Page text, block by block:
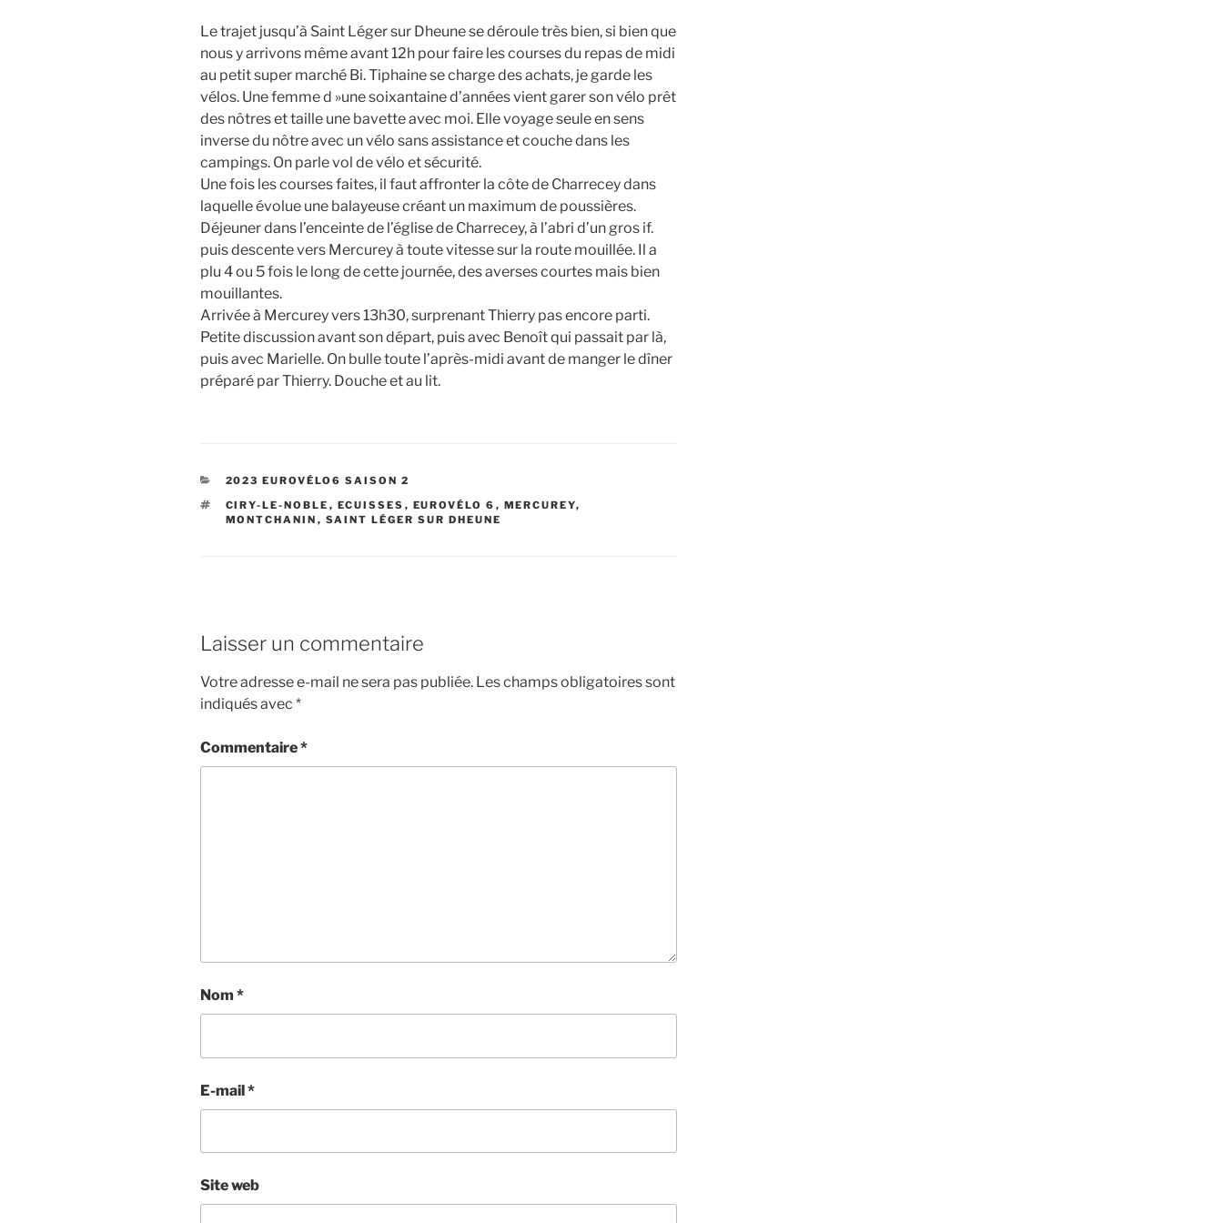
Le trajet jusqu’à Saint Léger sur Dheune se déroule très bien, si bien que
nous y arrivons même avant 12h pour faire les courses du repas de midi
au petit super marché Bi. Tiphaine se charge des achats, je garde les
vélos. Une femme d »une soixantaine d’années vient garer son vélo prêt
des nôtres et taille une bavette avec moi. Elle voyage seule en sens
inverse du nôtre avec un vélo sans assistance et couche dans les
campings. On parle vol de vélo et sécurité.
Une fois les courses faites, il faut affronter la côte de Charrecey dans
laquelle évolue une balayeuse créant un maximum de poussières.
Déjeuner dans l’enceinte de l’église de Charrecey, à l’abri d’un gros if.
puis descente vers Mercurey à toute vitesse sur la route mouillée. Il a
plu 4 ou 5 fois le long de cette journée, des averses courtes mais bien
mouillantes.
Arrivée à Mercurey vers 13h30, surprenant Thierry pas encore parti.
Petite discussion avant son départ, puis avec Benoît qui passait par là,
puis avec Marielle. On bulle toute l’après-midi avant de manger le dîner
préparé par Thierry. Douche et au lit.
CATÉGORIES
2023 EUROVÉLO6 SAISON 2
ÉTIQUETTES
CIRY-LE-NOBLE , ECUISSES , EUROVÉLO 6 , MERCUREY,
MONTCHANIN , SAINT LÉGER SUR DHEUNE
Laisser un commentaire
Votre adresse e-mail ne sera pas publiée. Les champs obligatoires sont
indiqués avec *
Commentaire*
Nom *
E-mail*
Site web